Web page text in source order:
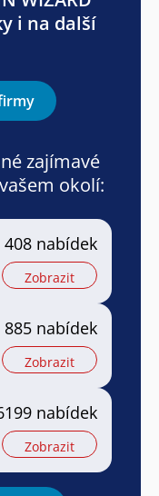
i na další
zajímavé
okolí:
408 nabídek
Zobrazit
885 nabídek
Zobrazit
nabídek
Zobrazit